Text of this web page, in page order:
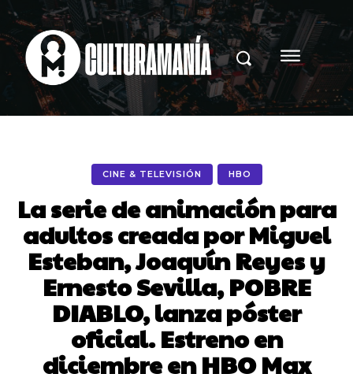
CINE & TELEVISIÓN HBO
La serie de animación para
adultos creada por Miguel
Esteban, Joaquín Reyes y
Ernesto Sevilla, POBRE
DIABLO, lanza póster
oficial. Estreno en
diciembre en HBO Max